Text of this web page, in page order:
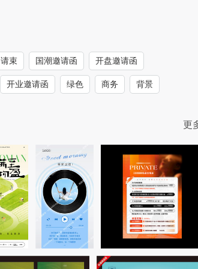
请束 国潮邀请函 开盘邀请函
开业邀请函 绿色 商务 背景
更